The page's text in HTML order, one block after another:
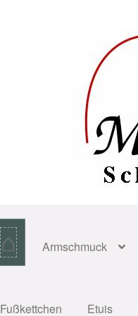
⌂ Armschmuck
Fußkettchen Etuis